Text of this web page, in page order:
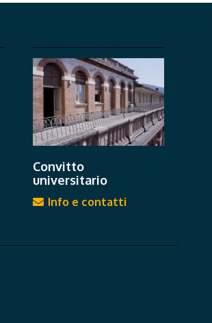
Convitto
universitario
Info e contatti